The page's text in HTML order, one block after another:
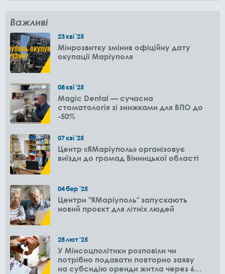
Важливі
23кві'25
Мінрозвитку змінив офіційну дату
окупації Маріуполя
08кві'25
Magic Dental — сучасна
стоматологія зі знижками для ВПО до
-50%
07кві'25
Центр «ЯМаріуполь» організовує
виїзди до громад Вінницької області
04бер'25
Центри "ЯМаріуполь" запускають
новий проєкт для літніх людей
28лют'25
У Мінсоцполітики розповіли чи
потрібно подавати повторно заяву
на субсидію оренди житла через 6